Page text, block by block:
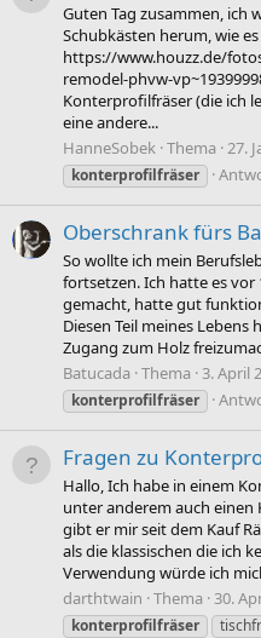
Guten Tag zusammen, ich
Schubkästen herum, wie
https://www.houzz.de/
remodel-phvw-
Konterprofilfräser (die ich
eine andere...
HanneSobek Thema 27.
konterprofilfräser
Oberschrank fürs
So wollte ich mein
fortsetzen. Ich hatte es vor
gemacht, hatte gut
Diesen Teil meines
Zugang zum Holz
Batucada Thema 3. April
konterprofilfräser
Fragen zu
Hallo, Ich habe in einem
unter anderem auch
gibt er mir seit dem Kauf
als die klassischen die ich
Verwendung würde ich
darthtwain Thema 30.
konterprofilfräser